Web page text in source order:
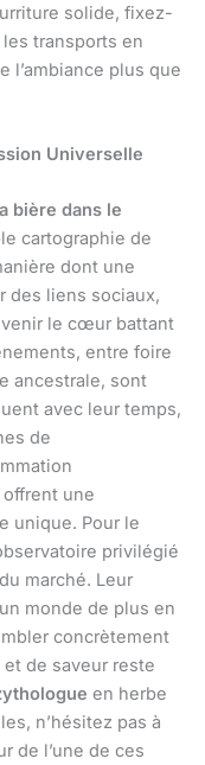
solide, fixez-
transports en
l’ambiance plus que
Universelle
bière dans le
cartographie de
dont une
des liens sociaux,
le cœur battant
entre foire
ancestrale, sont
avec leur temps,
de
une
unique. Pour le
privilégié
marché. Leur
monde de plus en
concrètement
et de saveur reste
en herbe
n’hésitez pas à
de l’une de ces